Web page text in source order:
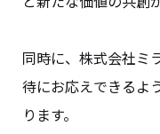
同時に、株式会社ミ
待にお応えできるよ
ります。